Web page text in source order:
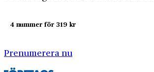
4 nummer för 319 kr
Prenumerera nu